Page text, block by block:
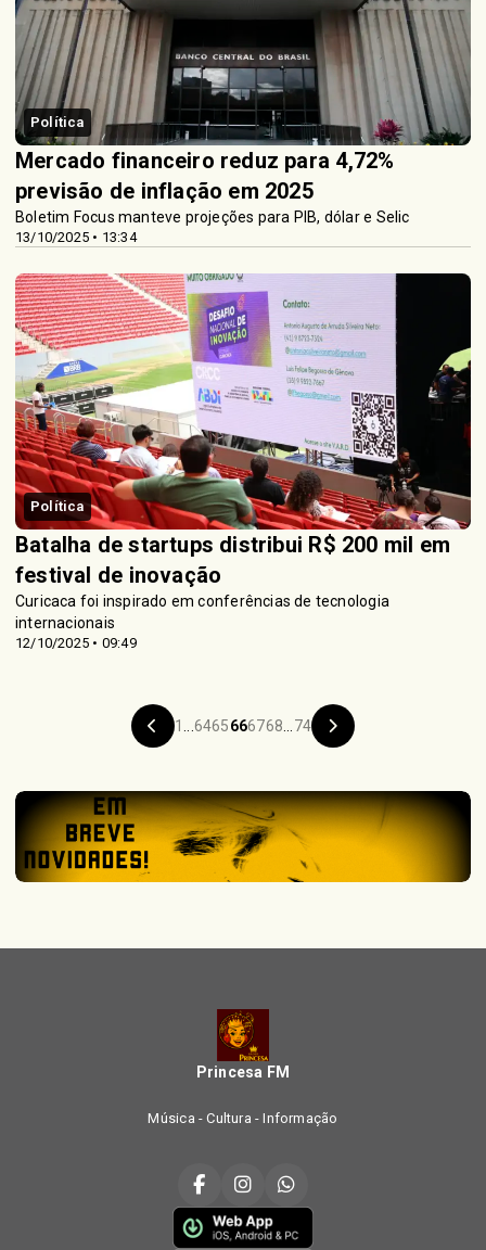
Política
13/10/2025 • 13:34
Mercado financeiro reduz para 4,72%
previsão de inflação em 2025
Boletim Focus manteve projeções para PIB, dólar e Selic
Política
12/10/2025 • 09:49
Batalha de startups distribui R$ 200 mil em
festival de inovação
Curicaca foi inspirado em conferências de tecnologia
internacionais
1...6465666768...74
Princesa FM
Música - Cultura - Informação